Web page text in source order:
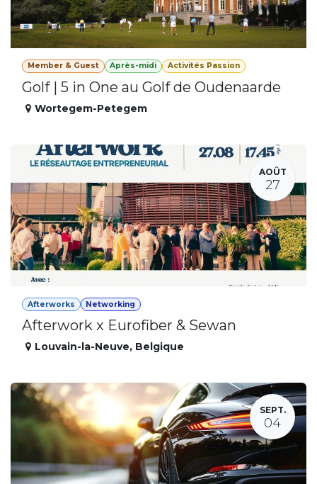
Member & Guest Après-midi Activités Passion
Golf | 5 in One au Golf de Oudenaarde
Wortegem-Petegem
AOÛT
27
Afterworks Networking
Afterwork x Eurofiber & Sewan
Louvain-la-Neuve, Belgique
SEPT.
04